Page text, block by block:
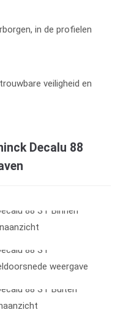
in de profielen
veiligheid en
Decalu 88
weergave